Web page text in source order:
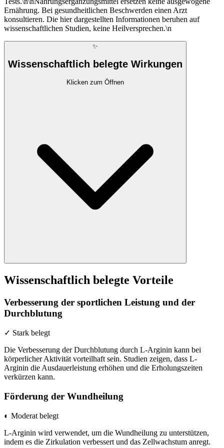
Ernährung. Bei gesundheitlichen Beschwerden einen Arzt
konsultieren. Die hier dargestellten Informationen beruhen auf
wissenschaftlichen Studien, keine Heilversprechen.\n
✨
Wissenschaftlich belegte Wirkungen
Klicken zum Öffnen
Wissenschaftlich belegte Vorteile
Verbesserung der sportlichen Leistung und der
Durchblutung
✓ Stark belegt
Die Verbesserung der Durchblutung durch L-Arginin kann bei
körperlicher Aktivität vorteilhaft sein. Studien zeigen, dass L-
Arginin die Ausdauerleistung erhöhen und die Erholungszeiten
verkürzen kann.
Förderung der Wundheilung
◐ Moderat belegt
L-Arginin wird verwendet, um die Wundheilung zu unterstützen,
indem es die Zirkulation verbessert und das Zellwachstum anregt.